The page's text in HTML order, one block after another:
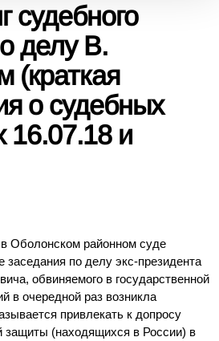
судебного
делу В.
(краткая
о судебных
16.07.18 и
Оболонском районном суде
по делу экс-президента
обвиняемого в государственной
в очередной раз возникла
привлекать к допросу
защиты (находящихся в России) в